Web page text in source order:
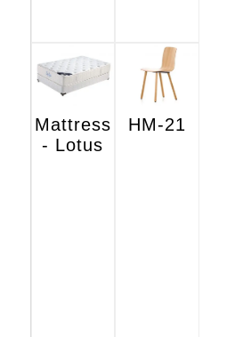
Mattress
- Lotus
HM-21